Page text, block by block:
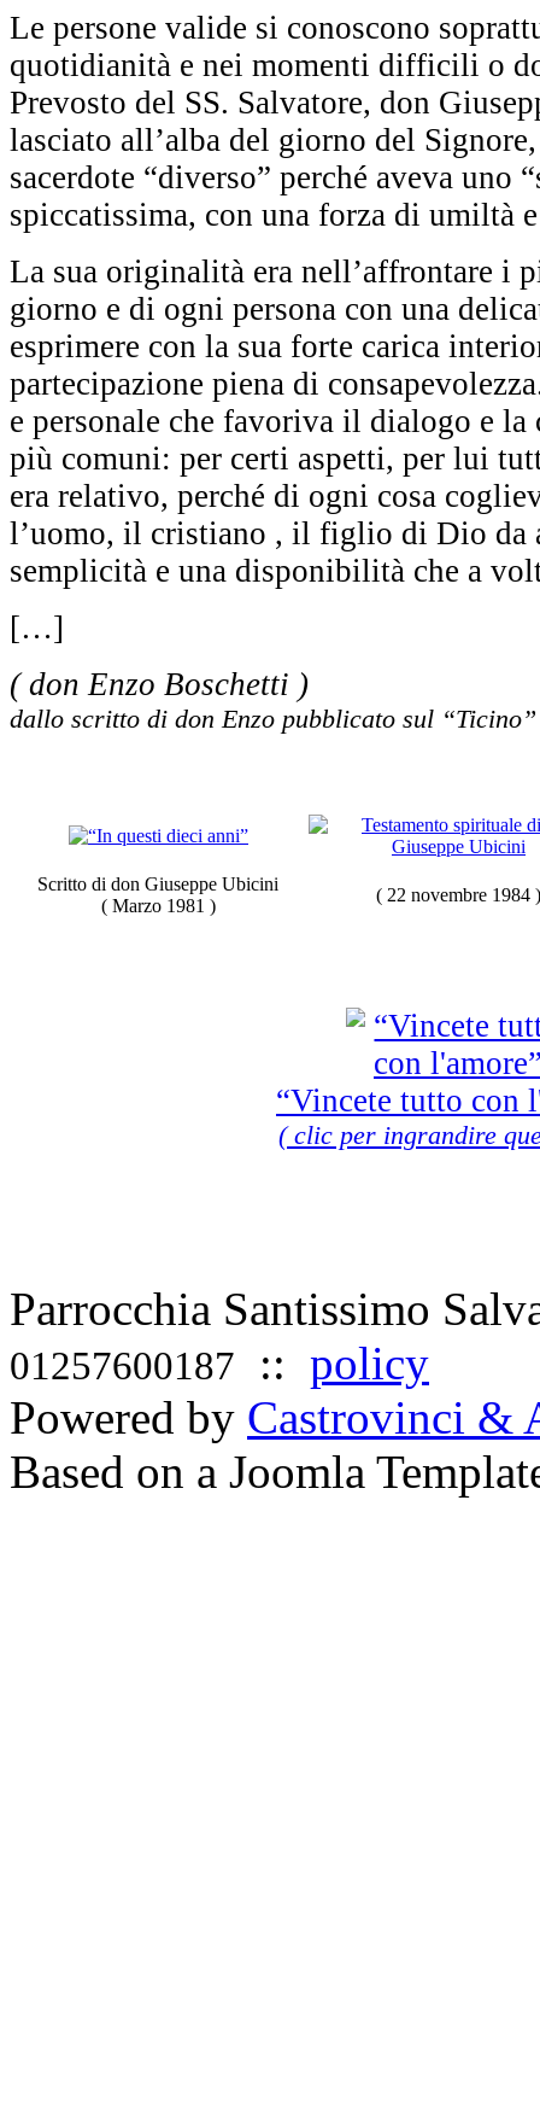
Le persone valide si conoscono
quotidianità e nei momenti difficili o
Prevosto del SS. Salvatore, don
lasciato all’alba del giorno del
sacerdote “diverso” perché aveva uno
spiccatissima, con una forza di umiltà
La sua originalità era nell’affrontare i
giorno e di ogni persona con una
esprimere con la sua forte carica
partecipazione piena di
e personale che favoriva il dialogo e
più comuni: per certi aspetti, per lui
era relativo, perché di ogni cosa
l’uomo, il cristiano , il figlio di Dio da
semplicità e una disponibilità che a
[…]
( don Enzo Boschetti )
dallo scritto di don Enzo pubblicato sul
Scritto di don Giuseppe Ubicini
( Marzo 1981 )
( 22 novembre 1984 )
“Vincete tutto con
( clic per ingrandire
Parrocchia Santissimo
01257600187 :: policy
Powered by Castrovinci &
Based on a Joomla